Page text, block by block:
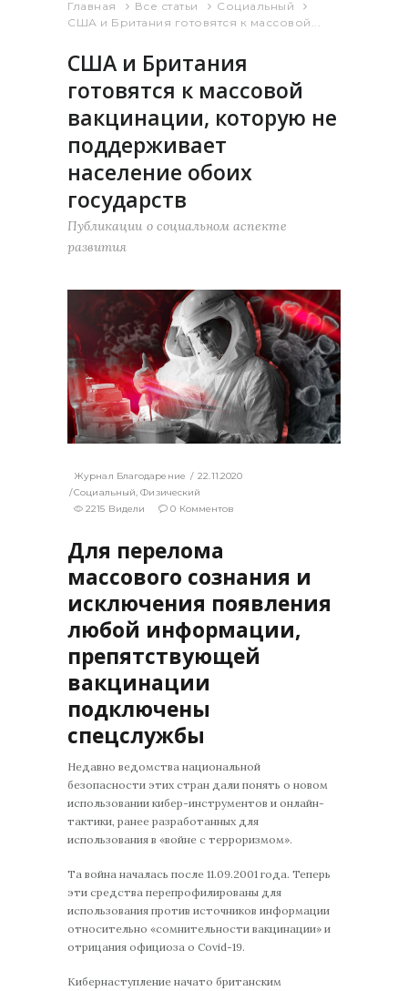
Главная Все статьи
Социальный
США и Британия готовятся к массовой...
США и Британия
готовятся к массовой
вакцинации, которую не
поддерживает
население обоих
государств
Публикации о социальном аспекте
развития
Журнал Благодарение
22.11.2020
Социальный,Физический
2215 Видели
0 Комментов
Для перелома
массового сознания и
исключения появления
любой информации,
препятствующей
вакцинации
подключены
спецслужбы
Недавно ведомства национальной
безопасности этих стран дали понять о новом
использовании кибер-инструментов и онлайн-
тактики, ранее разработанных для
использования в «войне с терроризмом».
Та война началась после 11.09.2001 года. Теперь
эти средства перепрофилированы для
использования против источников информации
относительно «сомнительности вакцинации» и
отрицания официоза о Covid-19.
Кибернаступление начато британским